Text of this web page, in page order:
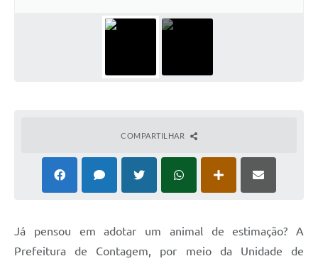
COMPARTILHAR
Já pensou em adotar um animal de estimação? A
Prefeitura de Contagem, por meio da Unidade de